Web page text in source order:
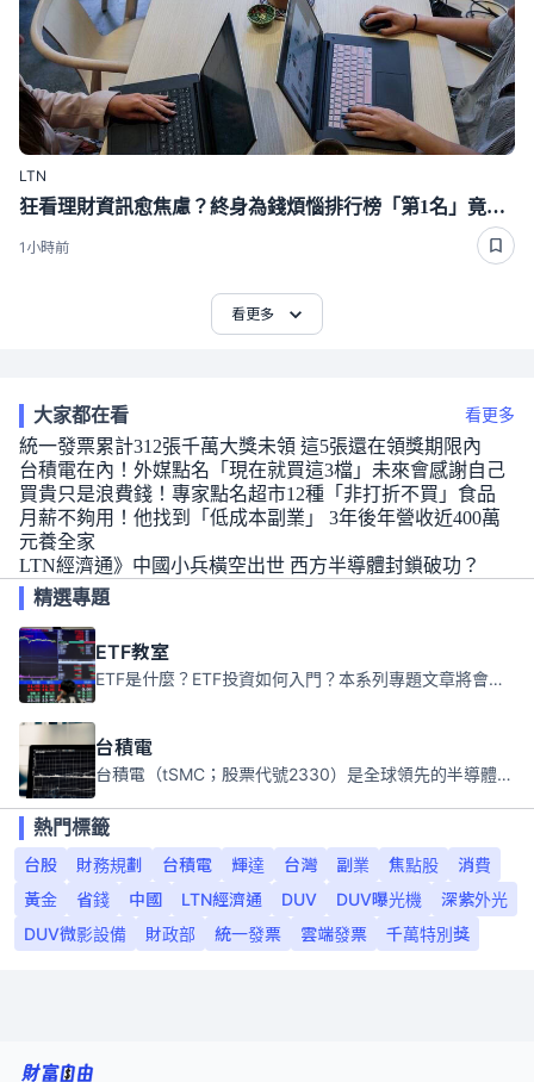
LTN
狂看理財資訊愈焦慮？終身為錢煩惱排行榜「第1名」竟是這種人
1小時前
看更多
大家都在看 看更多
統一發票累計312張千萬大獎未領 這5張還在領獎期限內
台積電在內！外媒點名「現在就買這3檔」未來會感謝自己
買貴只是浪費錢！專家點名超市12種「非打折不買」食品
月薪不夠用！他找到「低成本副業」 3年後年營收近400萬
元養全家
LTN經濟通》中國小兵橫空出世 西方半導體封鎖破功？
精選專題
ETF教室
ETF是什麼？ETF投資如何入門？本系列專題文章將會告訴你新手必須知道的ETF基礎知識。
台積電
台積電（tSMC；股票代號2330）是全球領先的半導體代工公司，成立於1987年，總部位於台灣新竹。且已於美國、日本、德國及中國設廠，台積電是全球首家專業積體電路製造服務公司，也是全球最先進和最大規模的半導體代工廠。
熱門標籤
台股
財務規劃 台積電 輝達 台灣 副業 焦點股
消費
黃金
省錢 中國 LTN經濟通 DUV DUV曝光機
深紫外光
DUV微影設備
財政部 統一發票 雲端發票 千萬特別獎